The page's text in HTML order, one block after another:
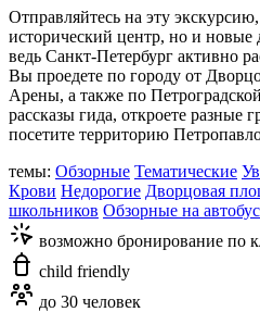
Отправляйтесь на эту
исторический центр, но и
ведь Санкт-Петербург активно
Вы проедете по городу от
Арены, а также по
рассказы гида, откроете разные
посетите территорию
темы: Обзорные Тематические
Крови Недорогие Дворцовая
школьников Обзорные на
возможно бронирование по
child friendly
до 30 человек